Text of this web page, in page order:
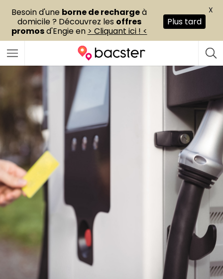
Besoin d'une borne de rechargeà
domicile ? Découvrez les offres
promosd'Engie en > Cliquant ici ! <
Plus tard
X